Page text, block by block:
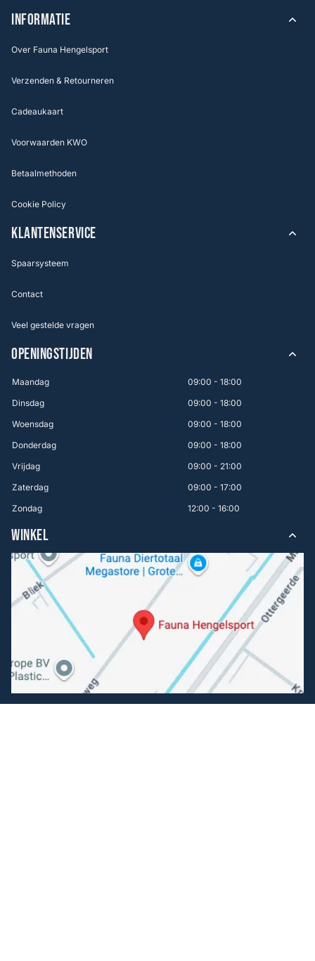
INFORMATIE
Over Fauna Hengelsport
Verzenden & Retourneren
Cadeaukaart
Voorwaarden KWO
Betaalmethoden
Cookie Policy
KLANTENSERVICE
Spaarsysteem
Contact
Veel gestelde vragen
OPENINGSTIJDEN
Maandag
09:00 - 18:00
Dinsdag
09:00 - 18:00
Woensdag
09:00 - 18:00
Donderdag
09:00 - 18:00
Vrijdag
09:00 - 21:00
Zaterdag
09:00 - 17:00
Zondag
12:00 - 16:00
WINKEL